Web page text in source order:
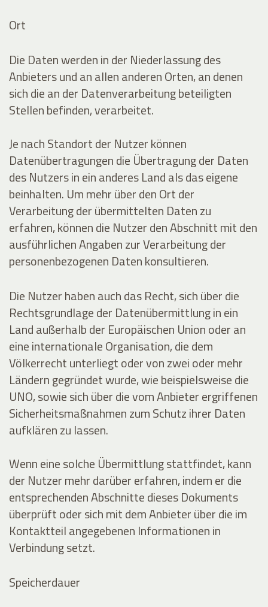
Ort
Die Daten werden in der Niederlassung des
Anbieters und an allen anderen Orten, an denen
sich die an der Datenverarbeitung beteiligten
Stellen befinden, verarbeitet.
Je nach Standort der Nutzer können
Datenübertragungen die Übertragung der Daten
des Nutzers in ein anderes Land als das eigene
beinhalten. Um mehr über den Ort der
Verarbeitung der übermittelten Daten zu
erfahren, können die Nutzer den Abschnitt mit den
ausführlichen Angaben zur Verarbeitung der
personenbezogenen Daten konsultieren.
Die Nutzer haben auch das Recht, sich über die
Rechtsgrundlage der Datenübermittlung in ein
Land außerhalb der Europäischen Union oder an
eine internationale Organisation, die dem
Völkerrecht unterliegt oder von zwei oder mehr
Ländern gegründet wurde, wie beispielsweise die
UNO, sowie sich über die vom Anbieter ergriffenen
Sicherheitsmaßnahmen zum Schutz ihrer Daten
aufklären zu lassen.
Wenn eine solche Übermittlung stattfindet, kann
der Nutzer mehr darüber erfahren, indem er die
entsprechenden Abschnitte dieses Dokuments
überprüft oder sich mit dem Anbieter über die im
Kontaktteil angegebenen Informationen in
Verbindung setzt.
Speicherdauer